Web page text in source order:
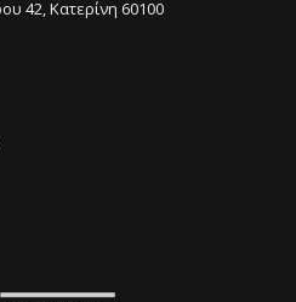
παραλλαγές.
42, Κατερίνη 60100